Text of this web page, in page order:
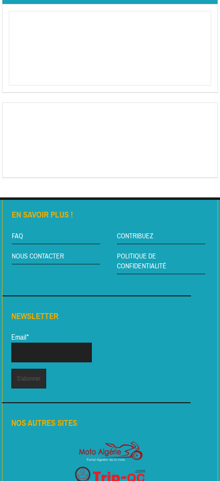
EN SAVOIR PLUS !
FAQ CONTRIBUEZ
NOUS CONTACTER
POLITIQUE DE
CONFIDENTIALITÉ
NEWSLETTER
Email*
NOS AUTRES SITES